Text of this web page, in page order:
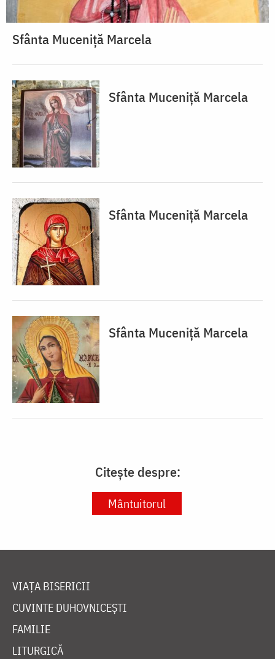
Sfânta Muceniță Marcela
Sfânta Muceniță Marcela
Sfânta Muceniță Marcela
Sfânta Muceniță Marcela
Citește despre:
Mântuitorul
VIAȚA BISERICII
CUVINTE DUHOVNICEȘTI
FAMILIE
LITURGICĂ